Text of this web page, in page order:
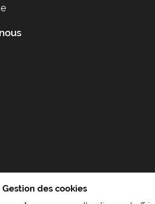
Gestion des cookies